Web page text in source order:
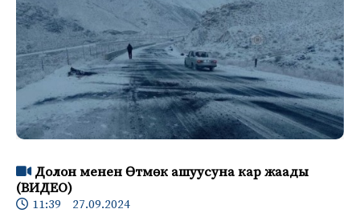
Долон менен Өтмөк ашуусуна кар жаады
(ВИДЕО)
11:39 27.09.2024